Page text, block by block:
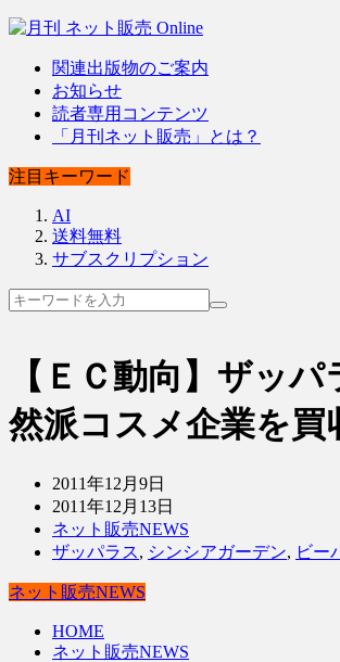
関連出版物のご案内
お知らせ
読者専用コンテンツ
「月刊ネット販売」とは？
注目キーワード
AI
送料無料
サブスクリプション
【ＥＣ動向】ザッパ
然派コスメ企業を買
2011年12月9日
2011年12月13日
ネット販売NEWS
ザッパラス, シンシアガーデン, ビー
ネット販売NEWS
HOME
ネット販売NEWS